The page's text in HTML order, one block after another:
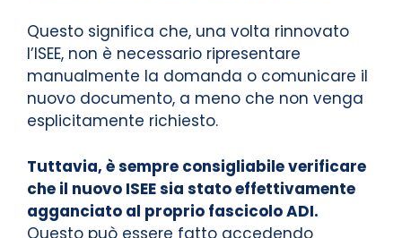
Questo significa che, una volta rinnovato
l’ISEE, non è necessario ripresentare
manualmente la domanda o comunicare il
nuovo documento, a meno che non venga
esplicitamente richiesto.
Tuttavia, è sempre consigliabile verificare
che il nuovo ISEE sia stato effettivamente
agganciato al proprio fascicolo ADI.
Questo può essere fatto accedendo